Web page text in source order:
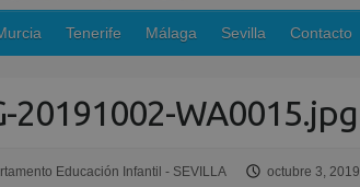
Tenerife Málaga Sevilla Contacto
20191002-WA0015.jpg
Educación Infantil - SEVILLA octubre 3, 2019